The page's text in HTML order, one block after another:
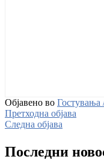
Објавено во
Претходна објава
Следна објава
Последни